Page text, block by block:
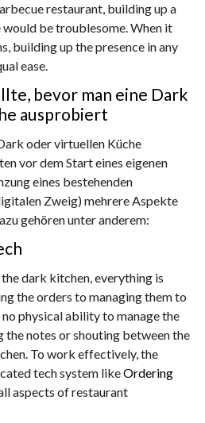
restaurant, building up a
would be troublesome. When it
building up the presence in any
ease.
bevor man eine Dark
ausprobiert
oder virtuellen Küche
vor dem Start eines eigenen
eines bestehenden
Zweig) mehrere Aspekte
gehören unter anderem:
dark kitchen, everything is
the orders to managing them to
physical ability to manage the
notes or shouting between the
To work effectively, the
tech system likeOrdering
aspects of restaurant